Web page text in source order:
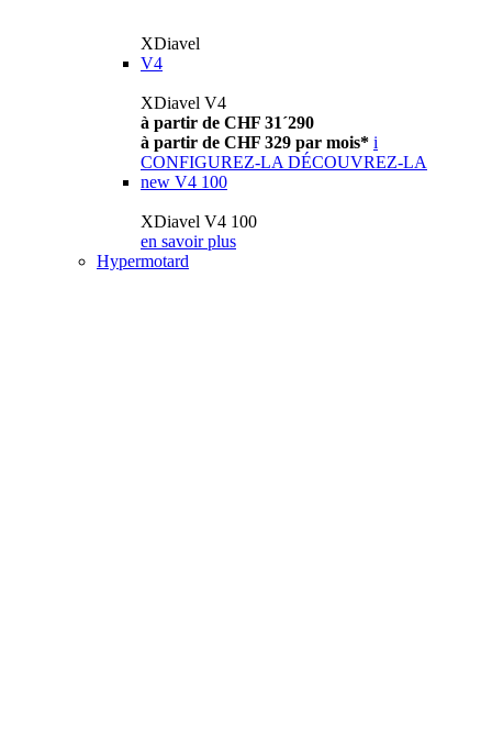
XDiavel
V4
XDiavel V4
à partir de CHF 31´290
à partir de CHF 329 par mois* i
CONFIGUREZ-LA DÉCOUVREZ-LA
new V4 100
XDiavel V4 100
en savoir plus
Hypermotard